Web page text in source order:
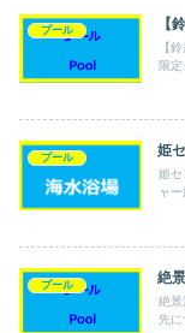
プール 【
【
限
プール 姫
姫セ
ャ
プール 絶
絶景
先に